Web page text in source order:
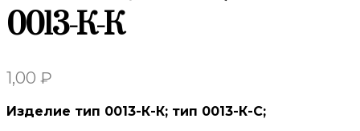
0013-К-К
1,00 ₽
Изделие тип 0013-К-К; тип 0013-К-С;